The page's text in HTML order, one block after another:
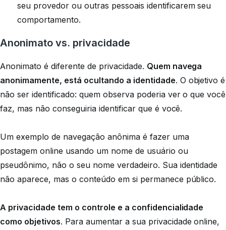
seu provedor ou outras pessoais identificarem seu
comportamento.
Anonimato vs. privacidade
Anonimato é diferente de privacidade. Quem navega
anonimamente, está ocultando a identidade. O objetivo é
não ser identificado: quem observa poderia ver o que você
faz, mas não conseguiria identificar que é você.
Um exemplo de navegação anônima é fazer uma
postagem online usando um nome de usuário ou
pseudônimo, não o seu nome verdadeiro. Sua identidade
não aparece, mas o conteúdo em si permanece público.
A privacidade tem o controle e a confidencialidade
como objetivos. Para aumentar a sua privacidade online,